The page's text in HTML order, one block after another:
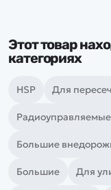
Этот товар
категориях
HSP Для
Большие
Большие Для